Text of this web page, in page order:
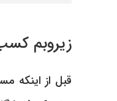
زیروبم